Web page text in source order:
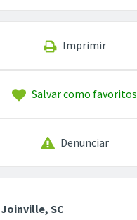
Imprimir
Salvar como favoritos
Denunciar
Joinville, SC